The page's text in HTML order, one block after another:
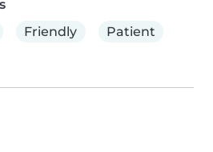
Friendly Patient